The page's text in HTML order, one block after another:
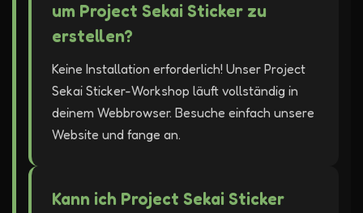
um Project Sekai Sticker zu
erstellen?
Keine Installation erforderlich! Unser Project
Sekai Sticker-Workshop läuft vollständig in
deinem Webbrowser. Besuche einfach unsere
Website und fange an.
Kann ich Project Sekai Sticker